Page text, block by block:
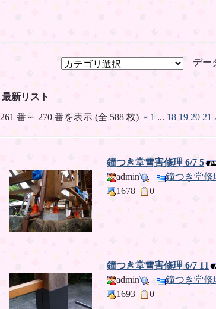
デー
最新リスト
261 番～ 270 番を表示 (全 588 枚) « 1 ... 18 19 20 21
鐘つき堂雪害修理 6/7 5
admin
鐘つき堂修
1678
0
鐘つき堂雪害修理 6/7 11
admin
鐘つき堂修
1693
0